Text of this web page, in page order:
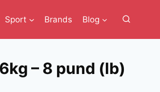
Sport Brands Blog
– 8 pund (lb)